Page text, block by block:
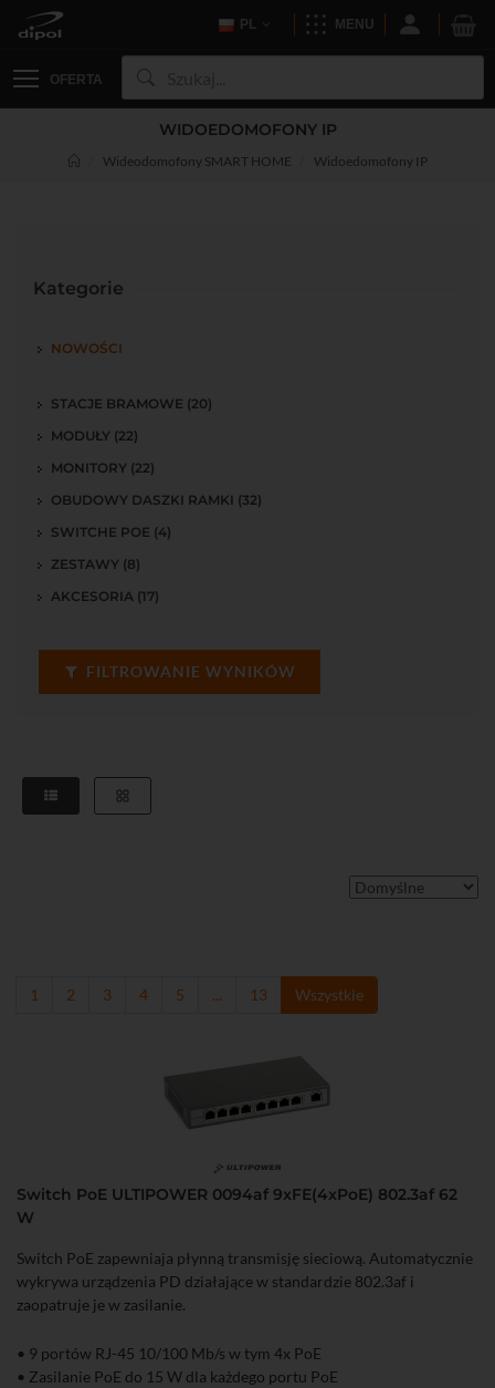
PL MENU
OFERTA
WIDOEDOMOFONY IP
Wideodomofony SMART HOME Widoedomofony IP
Kategorie
NOWOŚCI
STACJE BRAMOWE (20)
MODUŁY (22)
MONITORY (22)
OBUDOWY DASZKI RAMKI (32)
SWITCHE POE (4)
ZESTAWY (8)
AKCESORIA (17)
FILTROWANIE WYNIKÓW
1 2 3 4 5 ... 13 Wszystkie
Switch PoE ULTIPOWER 0094af 9xFE(4xPoE) 802.3af 62
W
Switch PoE zapewniaja płynną transmisję sieciową. Automatycznie
wykrywa urządzenia PD działające w standardzie 802.3af i
zaopatruje je w zasilanie.
• 9 portów RJ-45 10/100 Mb/s w tym 4x PoE
• Zasilanie PoE do 15 W dla każdego portu PoE